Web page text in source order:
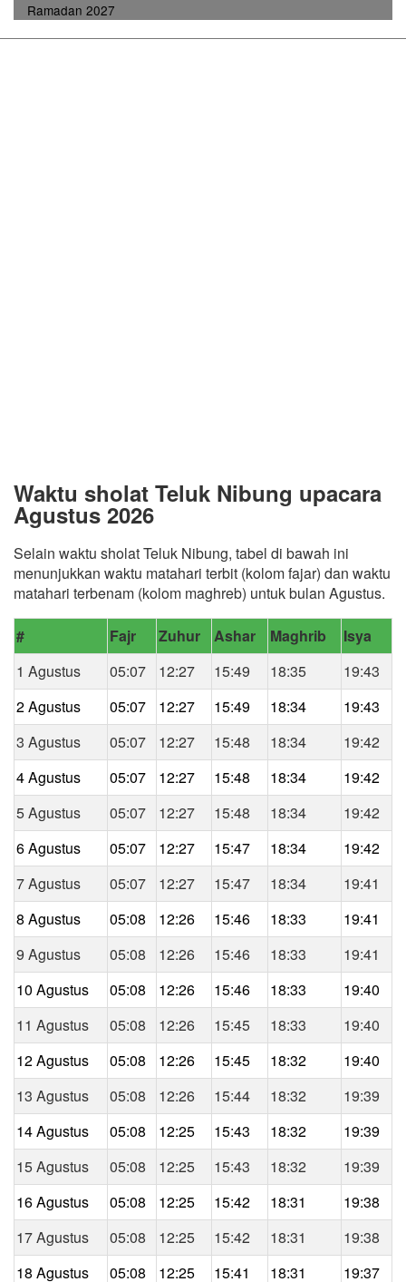
Ramadan 2027
Waktu sholat Teluk Nibung upacara
Agustus 2026
Selain waktu sholat Teluk Nibung, tabel di bawah ini
menunjukkan waktu matahari terbit (kolom fajar) dan waktu
matahari terbenam (kolom maghreb) untuk bulan Agustus.
# Fajr Zuhur Ashar Maghrib
Isya
1 Agustus
05:07 12:27 15:49 18:35
19:43
2 Agustus
05:07 12:27 15:49 18:34
19:43
3 Agustus
05:07 12:27 15:48 18:34
19:42
4 Agustus
05:07 12:27 15:48 18:34
19:42
5 Agustus
05:07 12:27 15:48 18:34
19:42
6 Agustus
05:07 12:27 15:47 18:34
19:42
7 Agustus
05:07 12:27 15:47 18:34
19:41
8 Agustus
05:08 12:26 15:46 18:33
19:41
9 Agustus
05:08 12:26 15:46 18:33
19:41
10 Agustus
05:08 12:26 15:46 18:33
19:40
11 Agustus
05:08 12:26 15:45 18:33
19:40
12 Agustus
05:08 12:26 15:45 18:32
19:40
13 Agustus
05:08 12:26 15:44 18:32
19:39
14 Agustus
05:08 12:25 15:43 18:32
19:39
15 Agustus
05:08 12:25 15:43 18:32
19:39
16 Agustus
05:08 12:25 15:42 18:31
19:38
17 Agustus
05:08 12:25 15:42 18:31
19:38
18 Agustus
05:08 12:25 15:41 18:31 19:37